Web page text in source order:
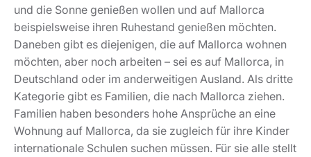
und die Sonne genießen wollen und auf Mallorca
beispielsweise ihren Ruhestand genießen möchten.
Daneben gibt es diejenigen, die auf Mallorca wohnen
möchten, aber noch arbeiten – sei es auf Mallorca, in
Deutschland oder im anderweitigen Ausland. Als dritte
Kategorie gibt es Familien, die nach Mallorca ziehen.
Familien haben besonders hohe Ansprüche an eine
Wohnung auf Mallorca, da sie zugleich für ihre Kinder
internationale Schulen suchen müssen. Für sie alle stellt